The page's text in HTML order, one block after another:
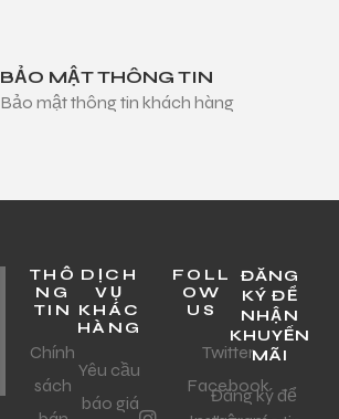
BẢO MẬT THÔNG TIN
Bảo mật thông tin khách hàng
THÔ
NG
TIN
Chính
sách
DỊCH
VỤ
KHÁC
HÀNG
Yêu cầu
báo giá
FOLL
OW
US
Twitter
Facebook
ĐĂNG
KÝ ĐỂ
NHẬN
KHUYẾN
MÃI
Đăng ký để